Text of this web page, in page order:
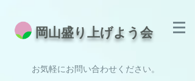
​岡山盛り上げよう会
お気軽にお問い合わせください。